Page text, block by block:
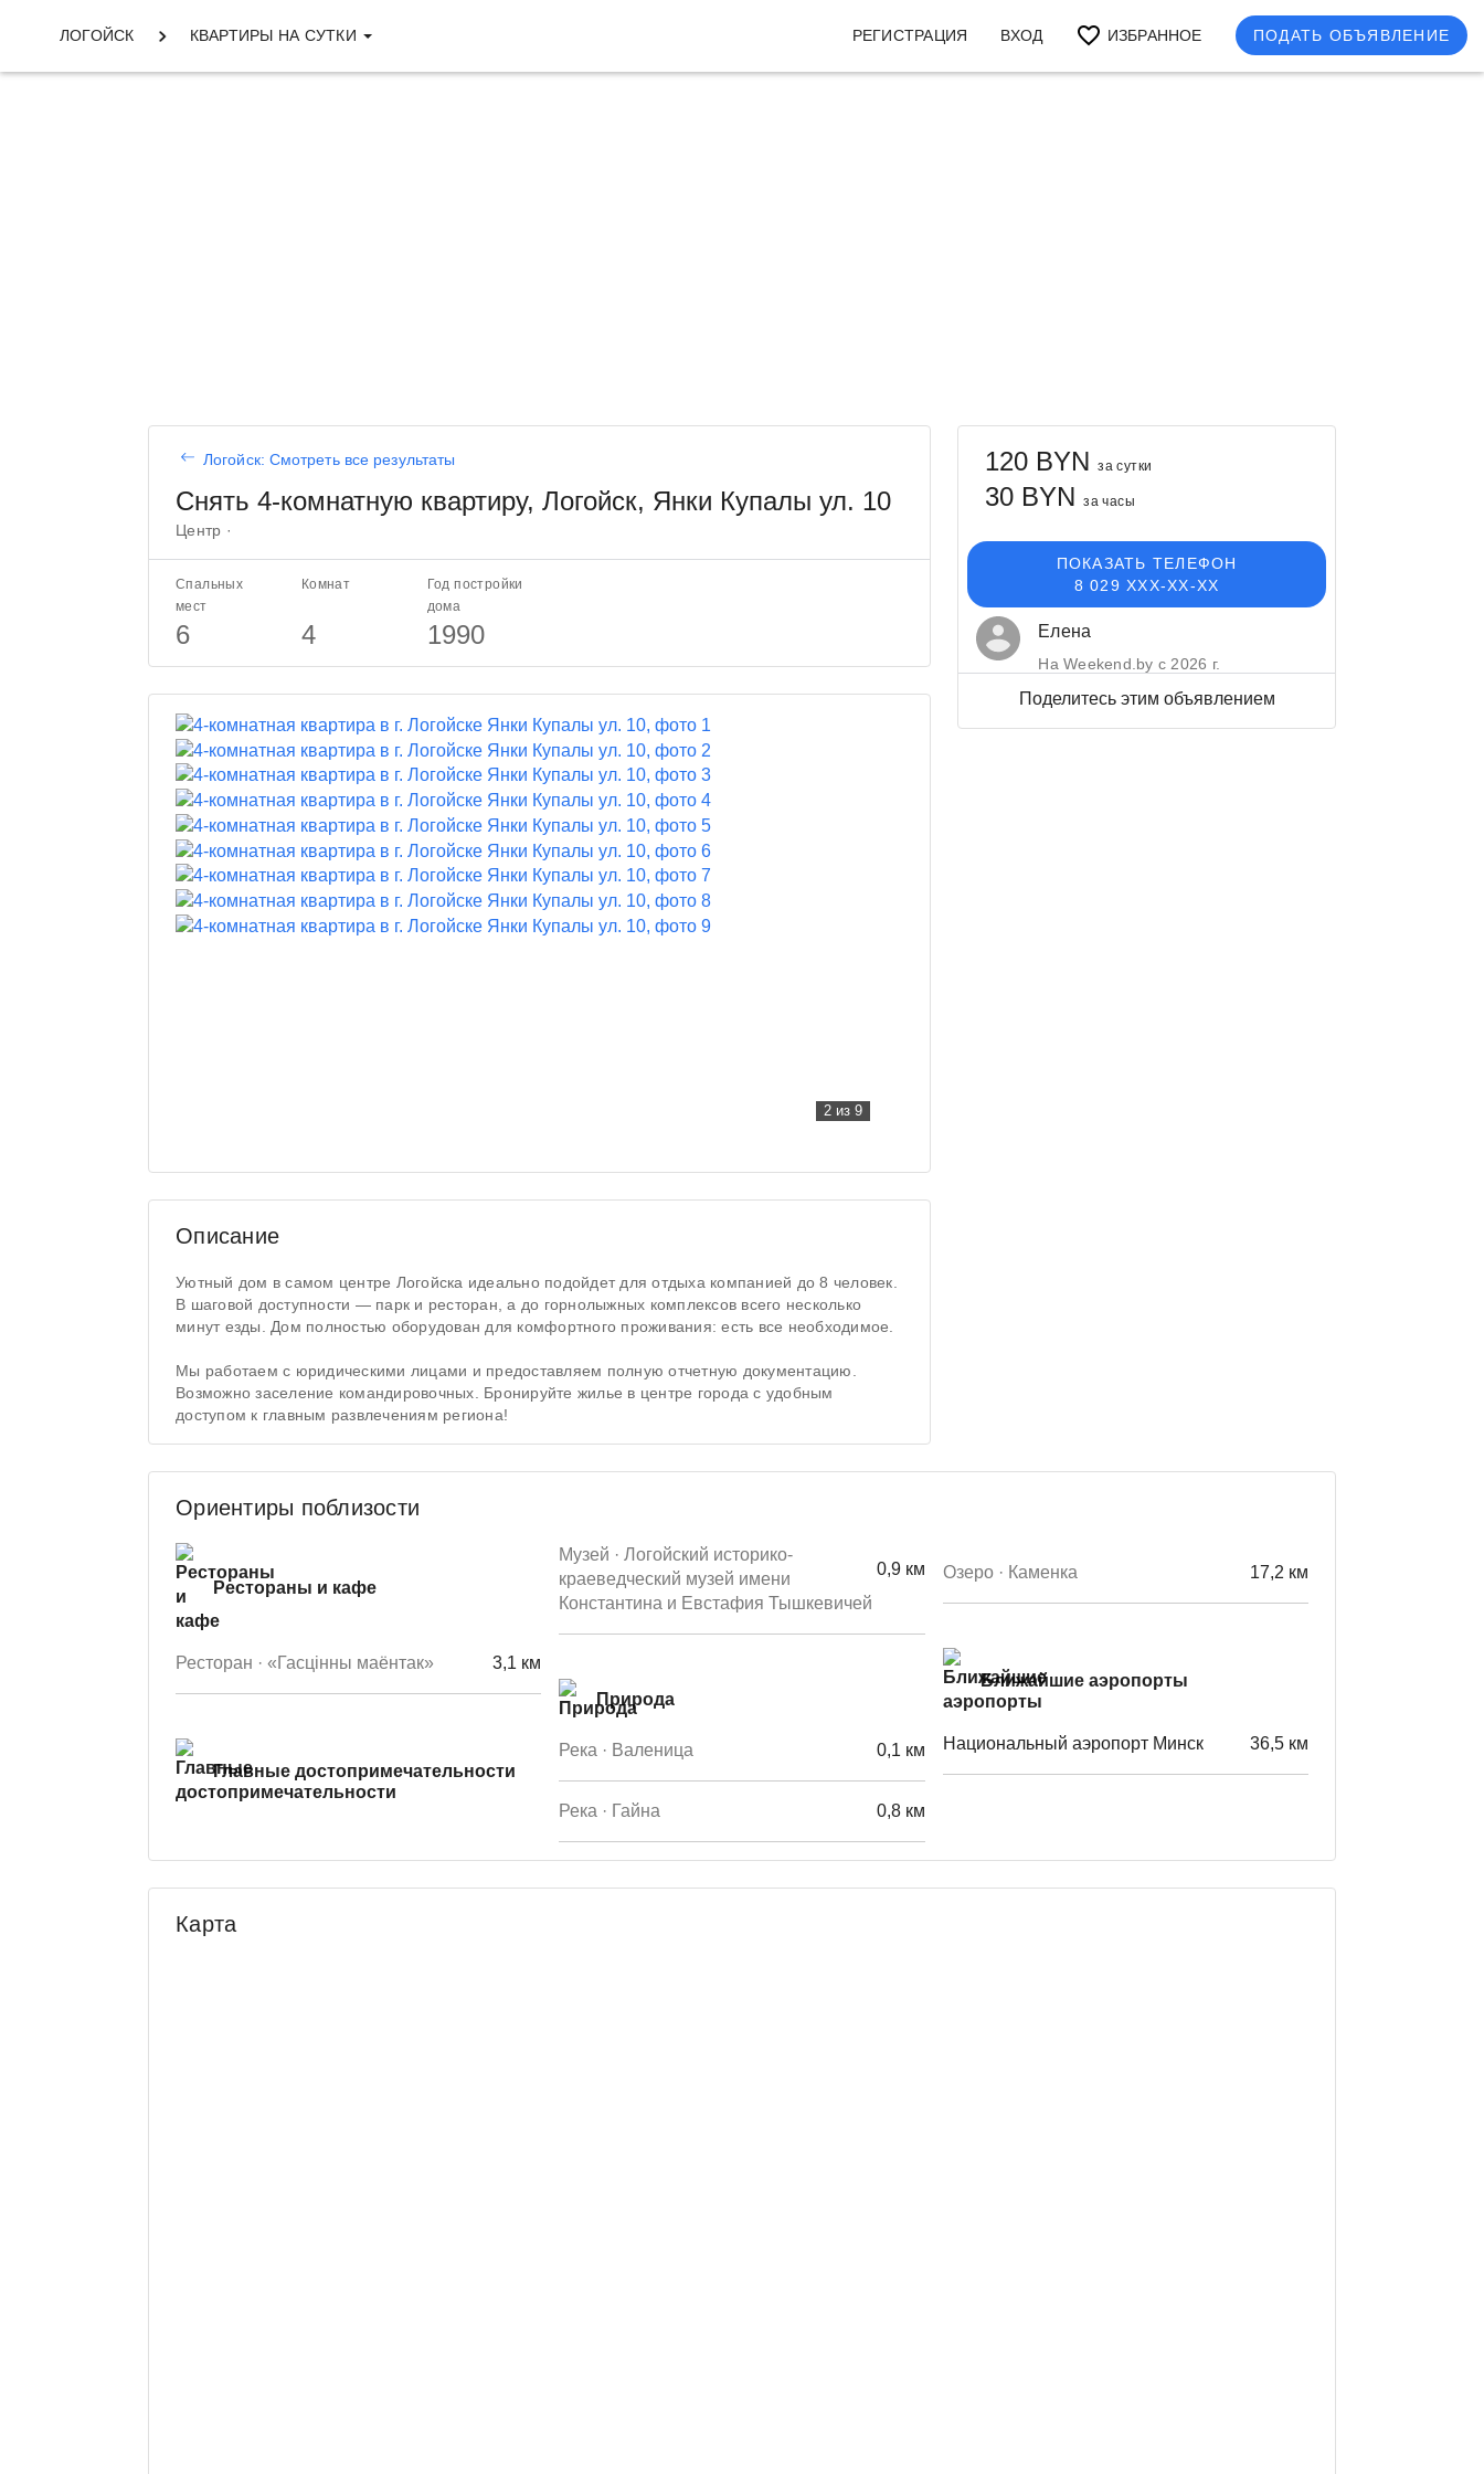
ЛОГОЙСК КВАРТИРЫ НА СУТКИ РЕГИСТРАЦИЯ ВХОД ИЗБРАННОЕ ПОДАТЬ ОБЪЯВЛЕНИЕ
Логойск: Смотреть все результаты
Снять 4-комнатную квартиру, Логойск, Янки Купалы ул. 10
Центр ·
Спальных
мест
Комнат
Год постройки
дома
6 4 1990
2 из 9
Описание
Уютный дом в самом центре Логойска идеально подойдет для отдыха компанией до 8 человек.
В шаговой доступности — парк и ресторан, а до горнолыжных комплексов всего несколько
минут езды. Дом полностью оборудован для комфортного проживания: есть все необходимое.
Мы работаем с юридическими лицами и предоставляем полную отчетную документацию.
Возможно заселение командировочных. Бронируйте жилье в центре города с удобным
доступом к главным развлечениям региона!
120 BYNза сутки
30 BYNза часы
ПОКАЗАТЬ ТЕЛЕФОН
8 029 XXX-XX-XX
Елена
На Weekend.by с 2026 г.
Поделитесь этим объявлением
Ориентиры поблизости
Рестораны и кафе
Ресторан · «Гасцiнны маёнтак» 3,1 км
Главные достопримечательности
Музей · Логойский историко-
краеведческий музей имени
Константина и Евстафия Тышкевичей
0,9 км
Природа
Река · Валеница 0,1 км
Река · Гайна 0,8 км
Озеро · Каменка 17,2 км
Ближайшие аэропорты
Национальный аэропорт Минск 36,5 км
Карта